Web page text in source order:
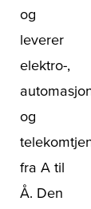
og
leverer
elektro-,
og
fra A til
Å. Den